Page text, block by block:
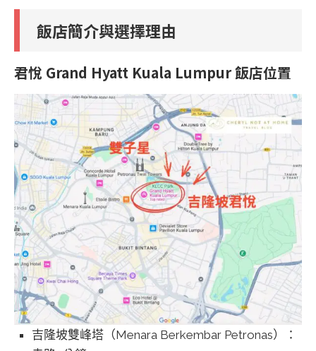
飯店簡介與選擇理由
君悅 Grand Hyatt Kuala Lumpur 飯店位置
吉隆坡雙峰塔（Menara Berkembar Petronas）：